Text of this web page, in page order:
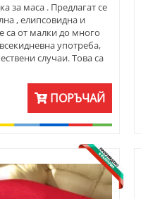
за маса . Предлагат се
, елипсовидна и
са от малки до много
употреба,
случаи. Това са
ПОРЪЧАЙ